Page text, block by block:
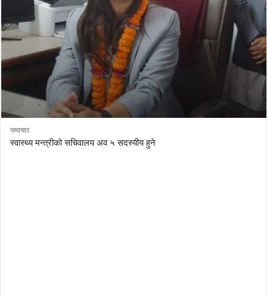
समाचार
स्वास्थ्य मन्त्रीको सचिवालय अव ५ सदस्यीय हुने